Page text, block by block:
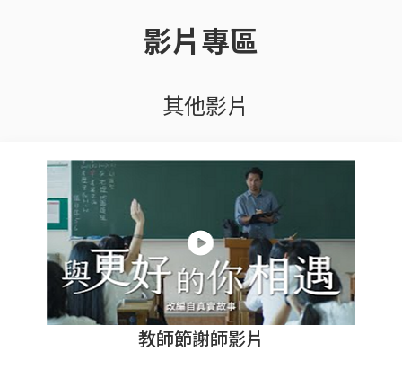
影片專區
其他影片
教師節謝師影片